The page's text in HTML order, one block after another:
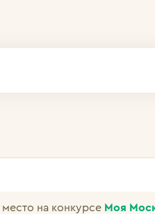
I место на конкурсе Моя